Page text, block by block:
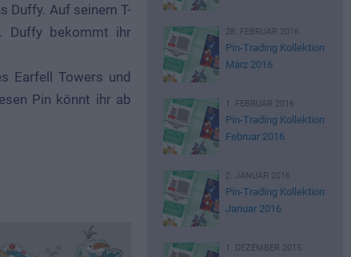
Duffy. Auf seinem T-
Duffy bekommt ihr
Earfell Towers und
Pin könnt ihr ab
28. FEBRUAR 2016
Pin-Trading Kollektion
März 2016
1. FEBRUAR 2016
Pin-Trading Kollektion
Februar 2016
2. JANUAR 2016
Pin-Trading Kollektion
Januar 2016
1. DEZEMBER 2015